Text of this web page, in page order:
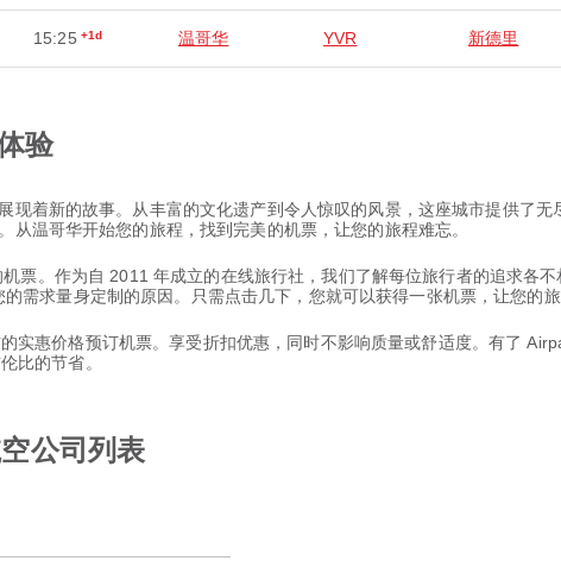
15:25 +1d 温哥华 YVR 新德里
验
现着新的故事。从丰富的文化遗产到令人惊叹的风景，这座城市提供了
温哥华开始您的旅程，找到完美的机票，让您的旅程难忘。
票。作为自 2011 年成立的在线旅行社，我们了解每位旅行者的追求各
需求量身定制的原因。只需点击几下，您就可以获得一张机票，让您的
实惠价格预订机票。享受折扣优惠，同时不影响质量或舒适度。有了
比的节省。
公司列表